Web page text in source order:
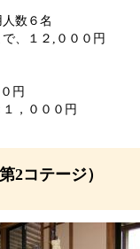
数６名
で、１２,０００円
円
，０００円
2コテージ）